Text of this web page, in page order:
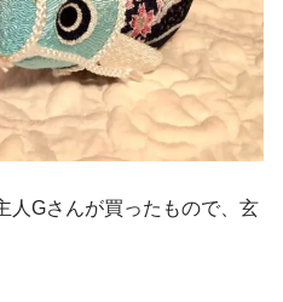
人Gさんが買ったもので、玄